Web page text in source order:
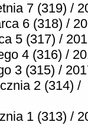
7 (319) /
6 (318) /
5 (317) /
4 (316) /
3 (315) /
2 (314) /
1 (313) /